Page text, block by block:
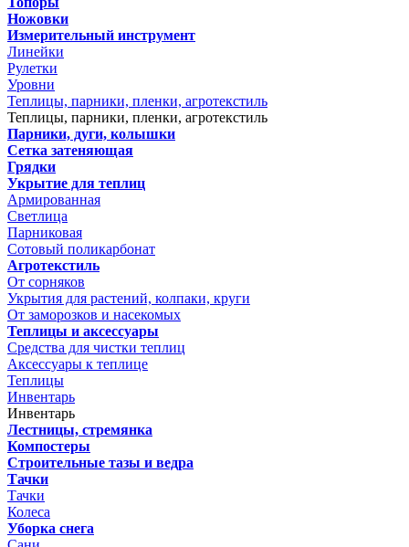
Ножовки
Измерительный инструмент
Линейки
Рулетки
Уровни
Теплицы, парники, пленки, агротекстиль
Теплицы, парники, пленки, агротекстиль
Парники, дуги, колышки
Сетка затеняющая
Грядки
Укрытие для теплиц
Армированная
Светлица
Парниковая
Сотовый поликарбонат
Агротекстиль
От сорняков
Укрытия для растений, колпаки, круги
От заморозков и насекомых
Теплицы и аксессуары
Средства для чистки теплиц
Аксессуары к теплице
Теплицы
Инвентарь
Инвентарь
Лестницы, стремянка
Компостеры
Строительные тазы и ведра
Тачки
Тачки
Колеса
Уборка снега